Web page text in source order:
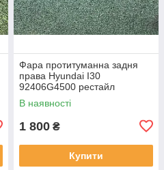
Фара протитуманна задня
права Hyundai I30
92406G4500 рестайл
від2020-рр оригінал бв
відсутнє одне кріплення
В наявності
1 800 ₴
Купити